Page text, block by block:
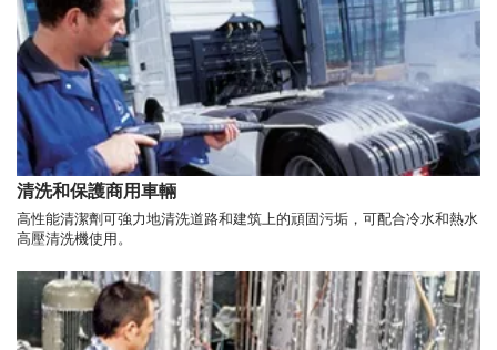
清洗和保護商用車輛
高性能清潔劑可強力地清洗道路和建筑上的頑固污垢，可配合冷水和熱水
高壓清洗機使用。